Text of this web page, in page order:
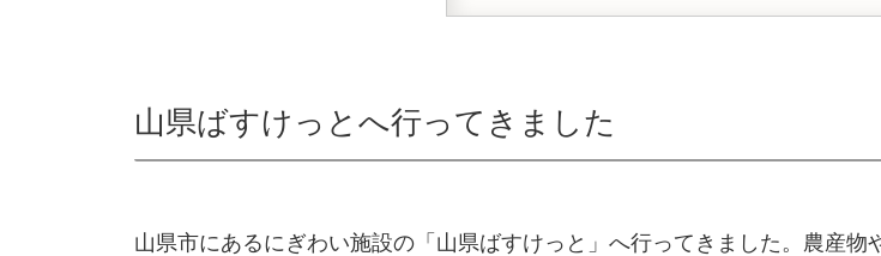
山県ばすけっとへ行ってきました
山県市にあるにぎわい施設の「山県ばすけっと」へ行ってきました。農産物